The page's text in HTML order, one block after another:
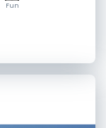
Fun